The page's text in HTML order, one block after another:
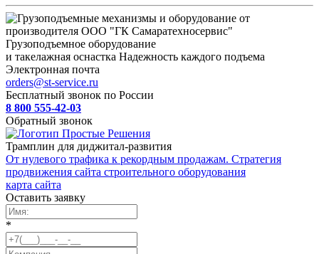
Грузоподъемное оборудование
и такелажная оснастка Надежность каждого подъема
Электронная почта
orders@st-service.ru
Бесплатный звонок по России
8 800 555-42-03
Обратный звонок
Трамплин для диджитал-развития
От нулевого трафика к рекордным продажам. Стратегия
продвижения сайта строительного оборудования
карта сайта
Оставить заявку
*